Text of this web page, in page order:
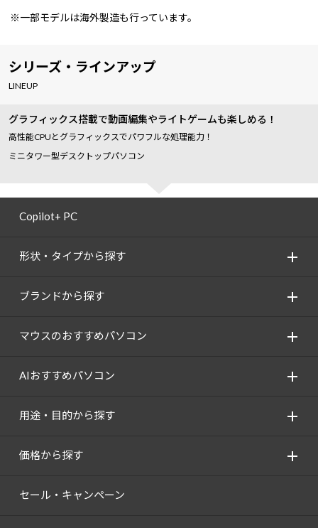
※一部モデルは海外製造も行っています。
シリーズ・ラインアップ
LINEUP
グラフィックス搭載で動画編集やライトゲームも楽しめる！
高性能CPUとグラフィックスでパワフルな処理能力！
ミニタワー型デスクトップパソコン
Copilot+ PC
形状・タイプから探す
ブランドから探す
マウスのおすすめパソコン
AIおすすめパソコン
用途・目的から探す
価格から探す
セール・キャンペーン